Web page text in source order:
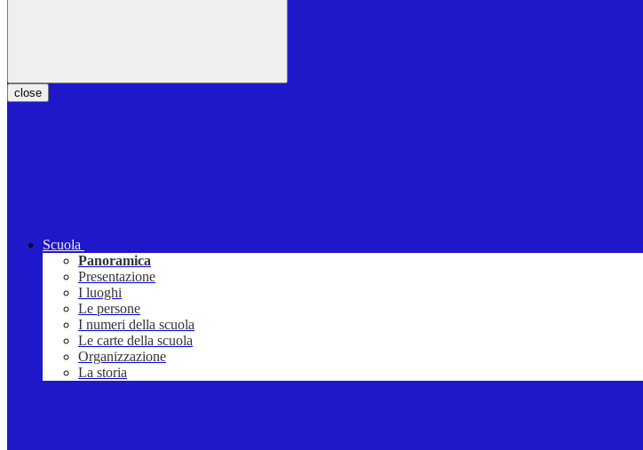
close
Scuola
Panoramica
Presentazione
I luoghi
Le persone
I numeri della scuola
Le carte della scuola
Organizzazione
La storia